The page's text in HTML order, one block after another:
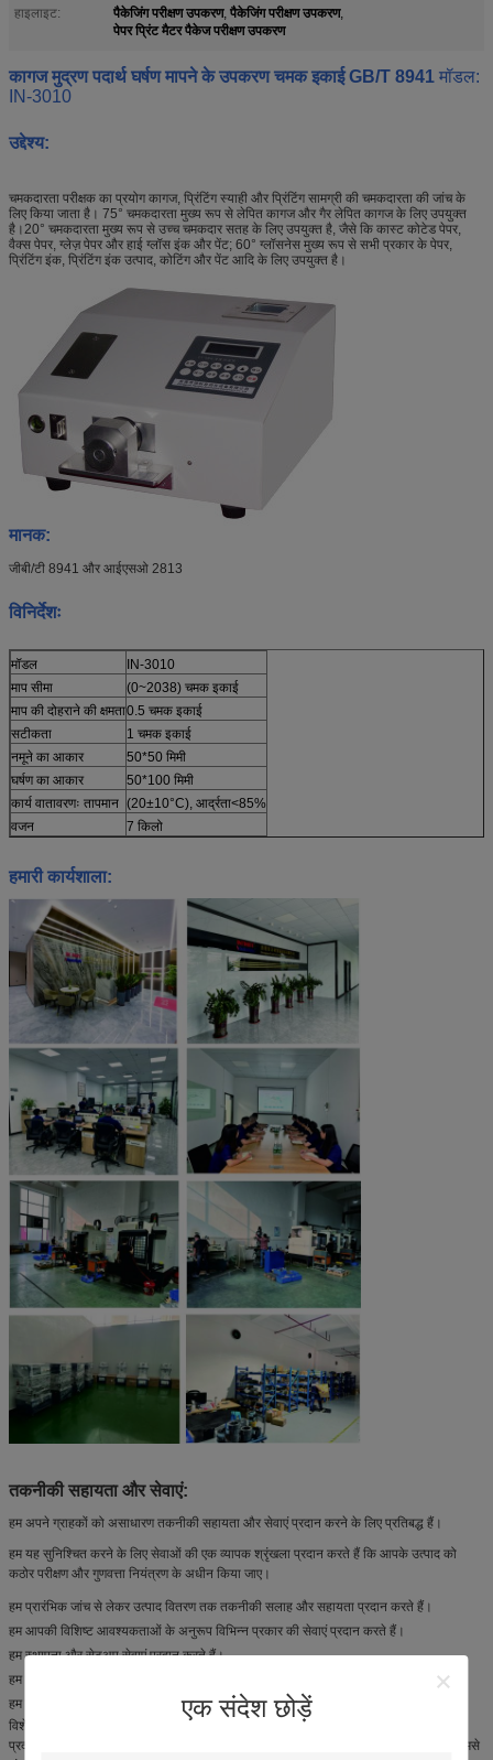
एक संदेश छोड़ें
हाइलाइट:
पैकेजिंग परीक्षण उपकरण, पैकेजिंग परीक्षण उपकरण,
पेपर प्रिंट मैटर पैकेज परीक्षण उपकरण
कागज मुद्रण पदार्थ घर्षण मापने के उपकरण चमक इकाई GB/T 8941 मॉडल:
IN-3010
उद्देश्य:
चमकदारता परीक्षक का प्रयोग कागज, प्रिंटिंग स्याही और प्रिंटिंग सामग्री की चमकदारता की जांच के
लिए किया जाता है। 75° चमकदारता मुख्य रूप से लेपित कागज और गैर लेपित कागज के लिए उपयुक्त
है।20° चमकदारता मुख्य रूप से उच्च चमकदार सतह के लिए उपयुक्त है, जैसे कि कास्ट कोटेड पेपर,
वैक्स पेपर, ग्लेज़ पेपर और हाई ग्लॉस इंक और पेंट; 60° ग्लॉसनेस मुख्य रूप से सभी प्रकार के पेपर,
प्रिंटिंग इंक, प्रिंटिंग इंक उत्पाद, कोटिंग और पेंट आदि के लिए उपयुक्त है।
मानक:
जीबी/टी 8941 और आईएसओ 2813
विनिर्देशः
मॉडल
IN-3010
माप सीमा
(0~2038) चमक इकाई
माप की दोहराने की क्षमता0.5 चमक इकाई
सटीकता
1 चमक इकाई
नमूने का आकार
50*50 मिमी
घर्षण का आकार
50*100 मिमी
कार्य वातावरणः तापमान (20±10°C), आर्द्रता<85%
वजन
7 किलो
हमारी कार्यशाला:
तकनीकी सहायता और सेवाएं:
हम अपने ग्राहकों को असाधारण तकनीकी सहायता और सेवाएं प्रदान करने के लिए प्रतिबद्ध हैं।
हम यह सुनिश्चित करने के लिए सेवाओं की एक व्यापक श्रृंखला प्रदान करते हैं कि आपके उत्पाद को
कठोर परीक्षण और गुणवत्ता नियंत्रण के अधीन किया जाए।
हम प्रारंभिक जांच से लेकर उत्पाद वितरण तक तकनीकी सलाह और सहायता प्रदान करते हैं।
हम आपकी विशिष्ट आवश्यकताओं के अनुरूप विभिन्न प्रकार की सेवाएं प्रदान करते हैं।
हम स्थापना और सेटअप सेवाएं प्रदान करते हैं।
हम प्रशिक्षण और रखरखाव सेवाएं प्रदान करते हैं।
हम स्पेयर पार्ट्स और उपभोग्य सामग्रियों की आपूर्ति सेवाएं प्रदान करते हैं।
विशेषज्ञों की हमारी टीम हमारे परीक्षण मशीनों के लिए उच्चतम गुणवत्ता वाले तकनीकी समर्थन और सेवाएं
प्रदान करने के लिए समर्पित है। यदि आपके कोई प्रश्न हैं या सहायता की आवश्यकता है, तो कृपया हमसे